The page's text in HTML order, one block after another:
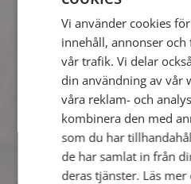
Jon
29 år från
Söker
Som
Jon och
som tycker
Vi använder cookies
innehåll, annonser
vår trafik. Vi delar
din användning av vår
våra reklam- och
kombinera den med
som du har
de har samlat in från
deras tjänster. Läs mer